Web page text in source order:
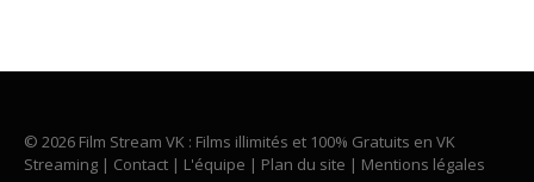
© 2026 Film Stream VK : Films illimités et 100% Gratuits en VK
Streaming | Contact | L'équipe | Plan du site | Mentions légales